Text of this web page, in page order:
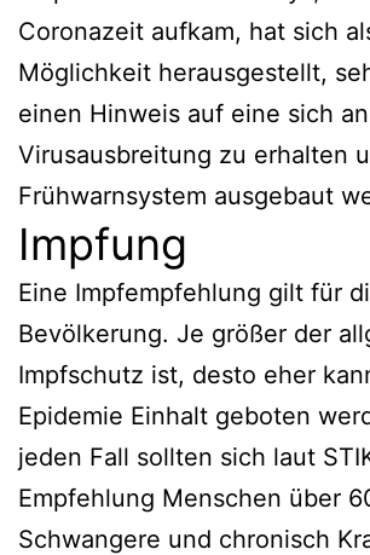
Coronazeit aufkam, hat sich
Möglichkeit herausgestellt,
einen Hinweis auf eine sich
Virusausbreitung zu erhalten
Frühwarnsystem ausgebaut
Impfung
Eine Impfempfehlung gilt für
Bevölkerung. Je größer der
Impfschutz ist, desto eher
Epidemie Einhalt geboten
jeden Fall sollten sich laut
Empfehlung Menschen über
Schwangere und chronisch